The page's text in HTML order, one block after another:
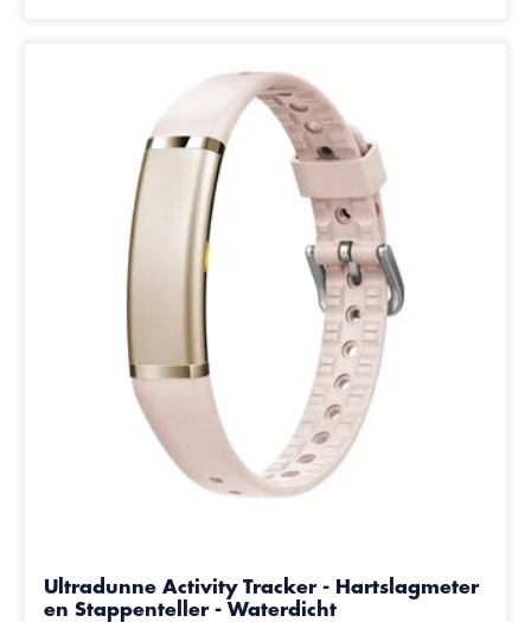
Ultradunne Activity Tracker - Hartslagmeter
en Stappenteller - Waterdicht